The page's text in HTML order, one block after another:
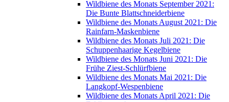
Wildbiene des Monats September 2021:
Die Bunte Blattschneiderbiene
Wildbiene des Monats August 2021: Die
Rainfarn-Maskenbiene
Wildbiene des Monats Juli 2021: Die
Schuppenhaarige Kegelbiene
Wildbiene des Monats Juni 2021: Die
Frühe Ziest-Schlürfbiene
Wildbiene des Monats Mai 2021: Die
Langkopf-Wespenbiene
Wildbiene des Monats April 2021: Die